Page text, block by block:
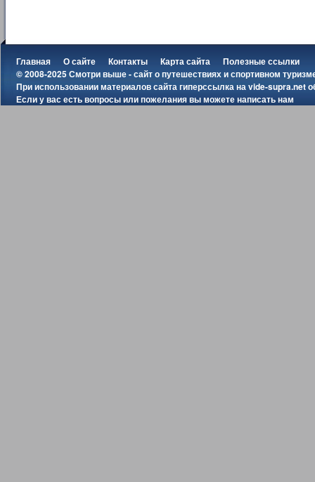
Главная О сайте Контакты Карта сайта
Полезные ссылки
© 2008-2025 Смотри выше - сайт о путешествиях и спортивном
При использовании материалов сайта гиперссылка наvide-supra.net
Если у вас есть вопросы или пожелания вы можетенаписать нам